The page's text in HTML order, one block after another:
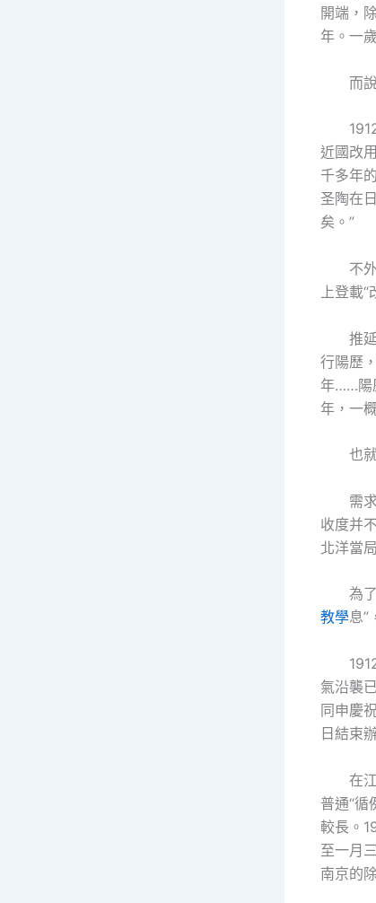
開端，
年。一
而
近國改
千多年
圣陶在
矣。”
不
上登載
推
行陽歷
年……陽
年，一
也
需
收度并
北洋當
為
教學息”
氣沿襲
同申慶
日結束
在
普通“循
較長。
至一月
南京的